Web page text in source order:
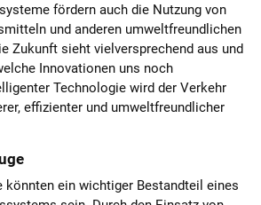
fördern auch die Nutzung von
und anderen umweltfreundlichen
Zukunft sieht vielversprechend aus und
Innovationen uns noch
Technologie wird der Verkehr
effizienter und umweltfreundlicher
könnten ein wichtiger Bestandteil eines